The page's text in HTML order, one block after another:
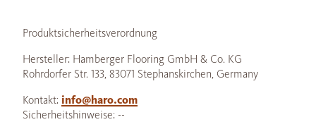
Produktsicherheitsverordnung
Hersteller: Hamberger Flooring GmbH & Co. KG
Rohrdorfer Str. 133, 83071 Stephanskirchen, Germany
Kontakt: info@haro.com
Sicherheitshinweise: --